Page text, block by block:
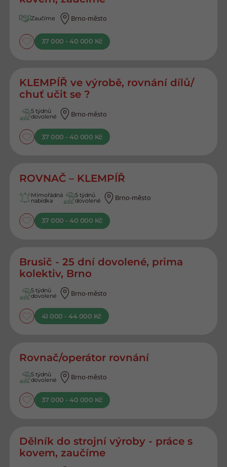
Zaučíme Brno-město
37 000 - 40 000 Kč
KLEMPÍŘ ve výrobě, rovnání dílů/
chuť učit se ?
5 týdnů
dovolené Brno-město
37 000 - 40 000 Kč
ROVNAČ – KLEMPÍŘ
Mimořádná
nabídka
5 týdnů
dovolené Brno-město
37 000 - 40 000 Kč
Brusič - 25 dní dovolené, prima
kolektiv, Brno
5 týdnů
dovolené Brno-město
41 000 - 44 000 Kč
Rovnač/operátor rovnání
5 týdnů
dovolené Brno-město
37 000 - 40 000 Kč
Dělník do strojní výroby - práce s
kovem, zaučíme